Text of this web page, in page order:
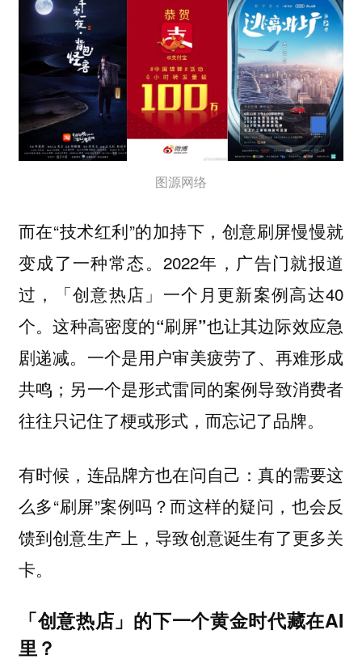
图源网络
而在“技术红利”的加持下，创意刷屏慢慢就
变成了一种常态。2022年，广告门就报道
过，「创意热店」一个月更新案例高达40
个。这种高密度的“刷屏”也让其边际效应急
剧递减。一个是用户审美疲劳了、再难形成
共鸣；另一个是形式雷同的案例导致消费者
往往只记住了梗或形式，而忘记了品牌。
有时候，连品牌方也在问自己：真的需要这
么多“刷屏”案例吗？而这样的疑问，也会反
馈到创意生产上，导致创意诞生有了更多关
卡。
「创意热店」的下一个黄金时代藏在AI
里？